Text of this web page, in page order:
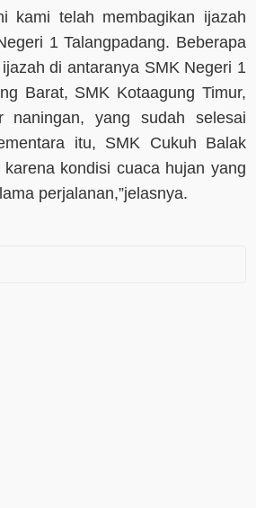
kami telah membagikan ijazah
1 Talangpadang. Beberapa
di antaranya SMK Negeri 1
Barat, SMK Kotaagung Timur,
yang sudah selesai
itu, SMK Cukuh Balak
kondisi cuaca hujan yang
perjalanan,”jelasnya.